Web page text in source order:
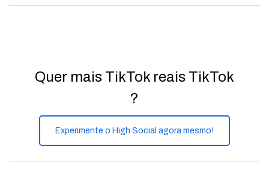
Quer mais TikTok reais TikTok
?
Experimente o High Social agora mesmo!